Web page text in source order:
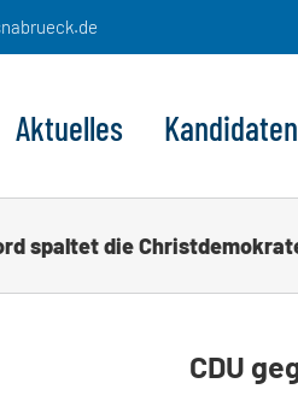
Aktuelles Kandidaten
spaltet die
CDU